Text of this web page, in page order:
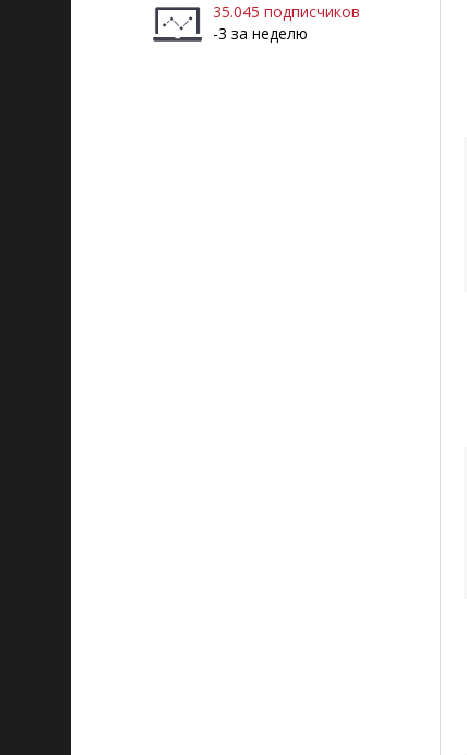
35.045 подписчиков
-3 за неделю